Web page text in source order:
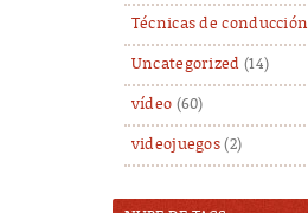
Técnicas de conducción
Uncategorized (14)
vídeo (60)
videojuegos (2)